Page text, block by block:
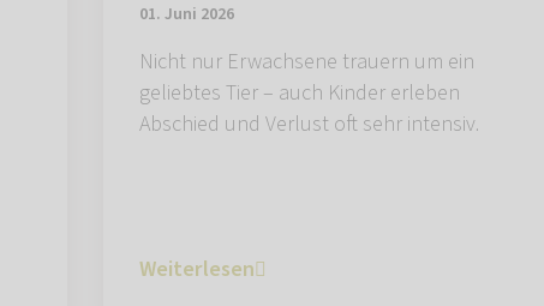
01. Juni 2026
Nicht nur Erwachsene trauern um ein
geliebtes Tier – auch Kinder erleben
Abschied und Verlust oft sehr intensiv.
Weiterlesen